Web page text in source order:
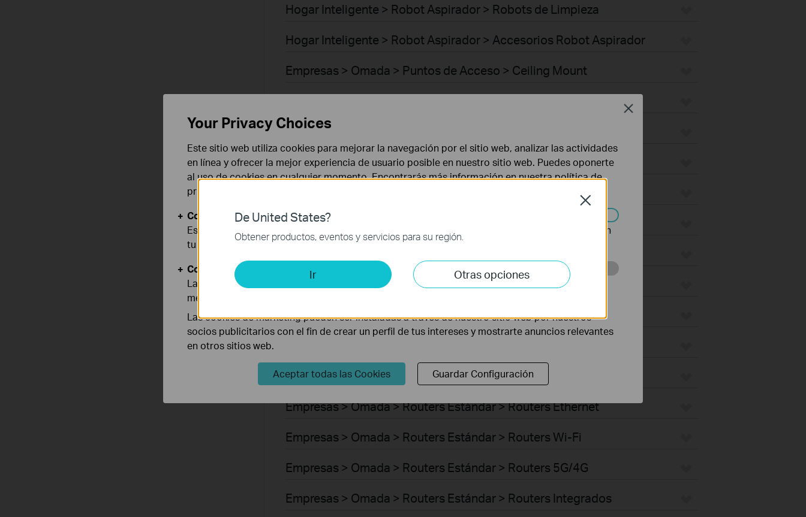
Hogar Inteligente > Robot Aspirador > Robots de Limpieza
Hogar Inteligente > Robot Aspirador > Accesorios Robot Aspirador
Empresas > Omada > Puntos de Acceso > Ceiling Mount
Empresas > Omada > Puntos de Acceso > Desktop
Empresas > Omada > Puntos de Acceso > Outdoor
Empresas > Omada > Puntos de Acceso > GPON
Empresas > Omada > Switches > Aggregation
Empresas > Omada > Switches > Access Max
Empresas > Omada > Switches > Access Pro
Empresas > Omada > Routers Estándar > Routers Ethernet
Empresas > Omada > Routers Estándar > Routers Wi-Fi
Empresas > Omada > Routers Estándar > Routers 5G/4G
Empresas > Omada > Routers Estándar > Routers Integrados
De United States?
Obtener productos, eventos y servicios para su región.
Ir Otras opciones
Close
Your Privacy Choices
Este sitio web utiliza cookies para mejorar la navegación por el sitio web, analizar las actividades
en línea y ofrecer la mejor experiencia de usuario posible en nuestro sitio web. Puedes oponerte
al uso de cookies en cualquier momento. Encontrarás más información en nuestrapolítica de
privacidad
Cookies Básicas
Estas cookies son necesarias para el funcionamiento del sitio web y no pueden desactivarse en
tu sistema.
Cookies de Análisis y de Marketing
Las cookies de análisis nos permiten analizar tus actividades en nuestro sitio web con el fin de
mejorar y adaptar la funcionalidad del mismo.
Las cookies de marketing pueden ser instaladas a través de nuestro sitio web por nuestros
socios publicitarios con el fin de crear un perfil de tus intereses y mostrarte anuncios relevantes
en otros sitios web.
Aceptar todas las Cookies Guardar Configuración
Close